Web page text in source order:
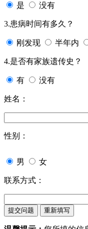
是 没有
3.患病时间有多久？
刚发现 半年内
4.是否有家族遗传史？
有 没有
姓名：
性别：
男 女
联系方式：